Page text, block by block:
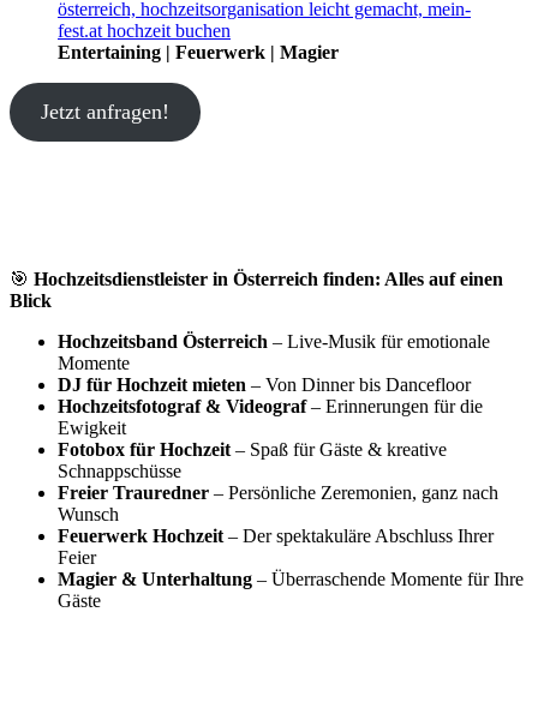
Entertaining | Feuerwerk | Magier
Jetzt anfragen!
🎯 Hochzeitsdienstleister in Österreich finden: Alles auf einen
Blick
Hochzeitsband Österreich – Live-Musik für emotionale
Momente
DJ für Hochzeit mieten – Von Dinner bis Dancefloor
Hochzeitsfotograf & Videograf– Erinnerungen für die
Ewigkeit
Fotobox für Hochzeit – Spaß für Gäste & kreative
Schnappschüsse
Freier Trauredner – Persönliche Zeremonien, ganz nach
Wunsch
Feuerwerk Hochzeit – Der spektakuläre Abschluss Ihrer
Feier
Magier & Unterhaltung – Überraschende Momente für Ihre
Gäste